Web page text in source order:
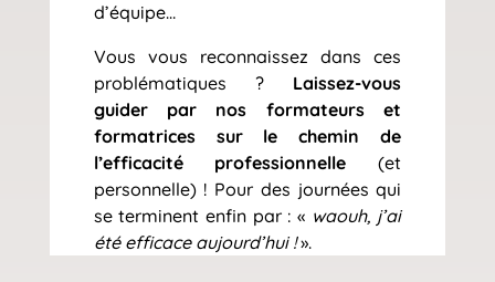
d’équipe…
Vous vous reconnaissez dans ces
problématiques ? Laissez-vous
guider par nos formateurs et
formatrices sur le chemin de
l’efficacité professionnelle (et
personnelle) ! Pour des journées qui
se terminent enfin par : « waouh, j’ai
été efficace aujourd’hui !».